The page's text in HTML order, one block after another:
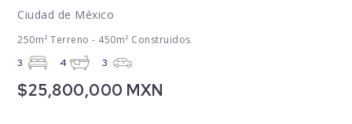
Ciudad de México
250m² Terreno - 450m² Construidos
3 4 3
$25,800,000 MXN